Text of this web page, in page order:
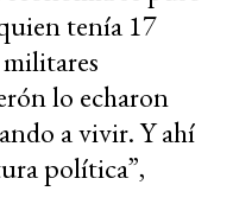
tenía 17
lo echaron
a vivir. Y ahí
política”,